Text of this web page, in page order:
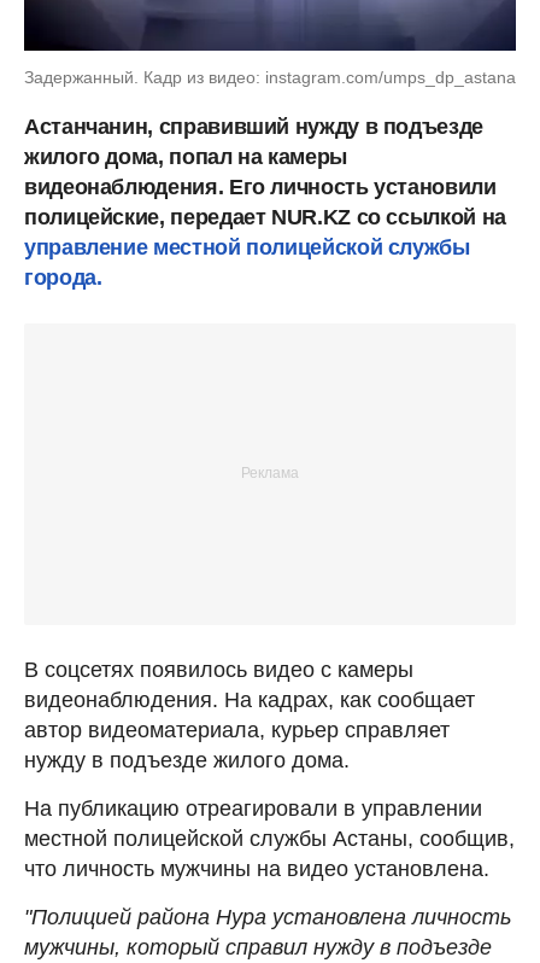
Задержанный. Кадр из видео: instagram.com/umps_dp_astana
Астанчанин, справивший нужду в подъезде
жилого дома, попал на камеры
видеонаблюдения. Его личность установили
полицейские, передает NUR.KZ со ссылкой на
управление местной полицейской службы
города.
В соцсетях появилось видео с камеры
видеонаблюдения. На кадрах, как сообщает
автор видеоматериала, курьер справляет
нужду в подъезде жилого дома.
На публикацию отреагировали в управлении
местной полицейской службы Астаны, сообщив,
что личность мужчины на видео установлена.
"Полицией района Нура установлена личность
мужчины, который справил нужду в подъезде